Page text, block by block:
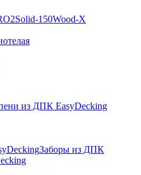
Solid-150Wood-X
из ДПК EasyDecking
Заборы из ДПК